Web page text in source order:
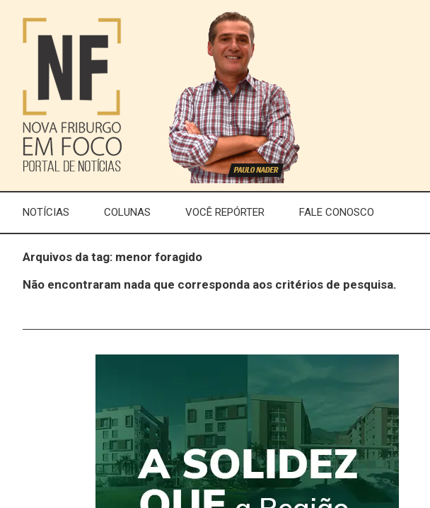
NOTÍCIAS COLUNAS VOCÊ REPÓRTER FALE CONOSCO
Arquivos da tag: menor foragido
Não encontraram nada que corresponda aos critérios de pesquisa.